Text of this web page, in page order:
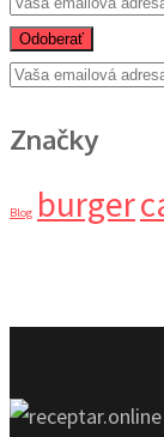
Odoberať
Značky
Blog burger